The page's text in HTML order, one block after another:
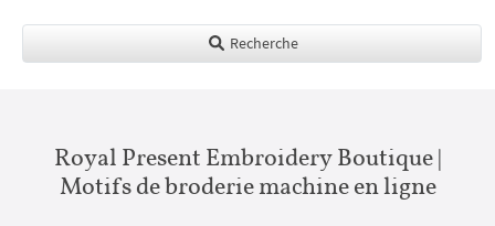
Recherche
Royal Present Embroidery Boutique |
Motifs de broderie machine en ligne